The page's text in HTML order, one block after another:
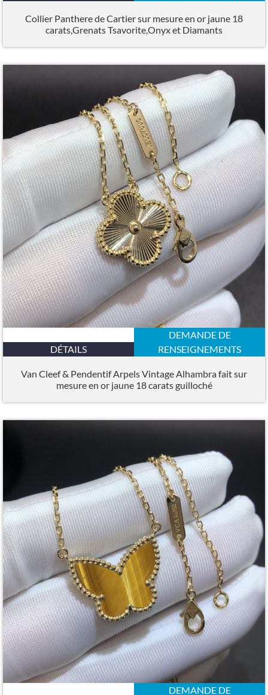
Collier Panthere de Cartier sur mesure en or jaune 18
carats,Grenats Tsavorite,Onyx et Diamants
DÉTAILS
DEMANDE DE
RENSEIGNEMENTS
Van Cleef & Pendentif Arpels Vintage Alhambra fait sur
mesure en or jaune 18 carats guilloché
DEMANDE DE